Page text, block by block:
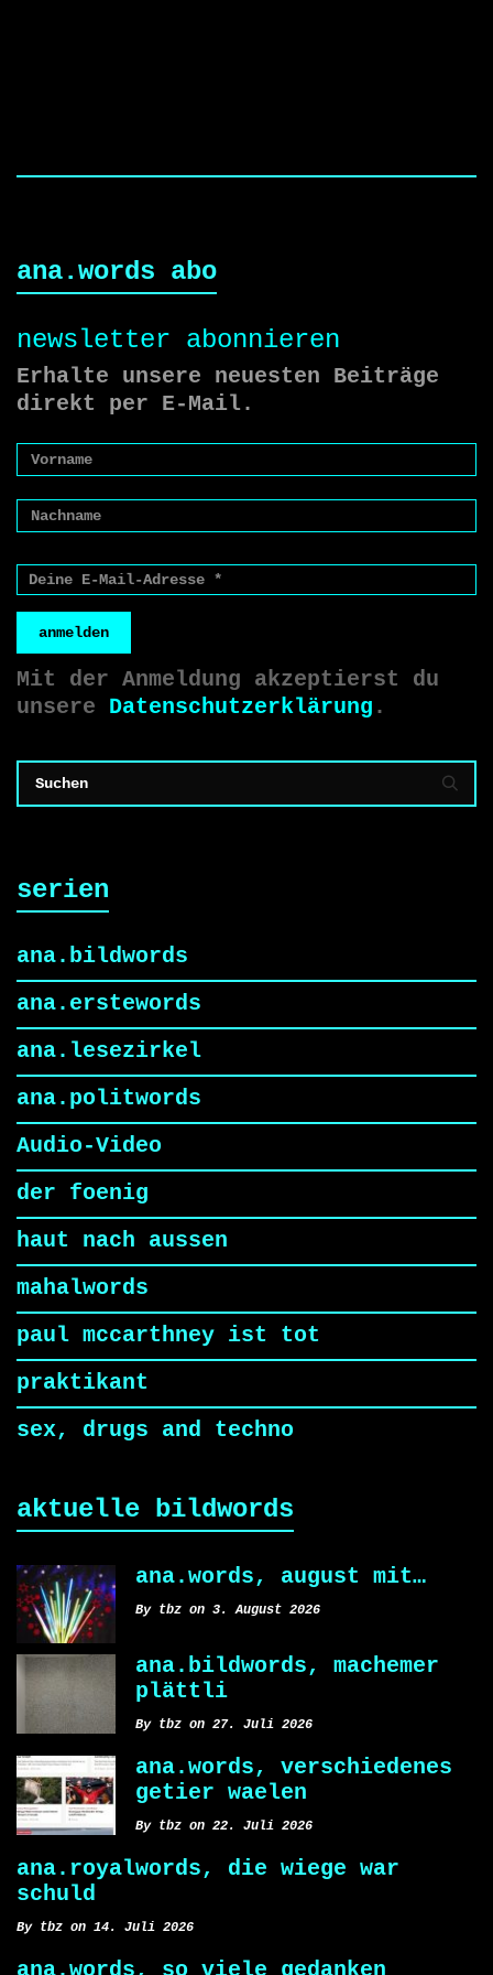
ana.words abo
newsletter abonnieren
Erhalte unsere neuesten Beiträge
direkt per E-Mail.
anmelden
Mit der Anmeldung akzeptierst du
unsere Datenschutzerklärung .
serien
ana.bildwords
ana.erstewords
ana.lesezirkel
ana.politwords
Audio-Video
der foenig
haut nach aussen
mahalwords
paul mccarthney ist tot
praktikant
sex, drugs and techno
aktuelle bildwords
ana.words, august mit…
By tbz on 3. August 2026
ana.bildwords, machemer
plättli
By tbz on 27. Juli 2026
ana.words, verschiedenes
getier waelen
By tbz on 22. Juli 2026
ana.royalwords, die wiege war
schuld
By tbz on 14. Juli 2026